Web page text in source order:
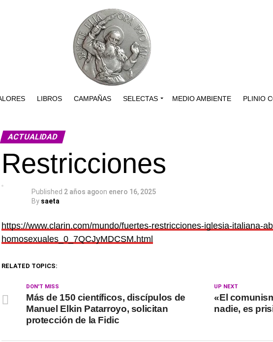
LIBROS CAMPAÑAS SELECTAS MEDIO AMBIENTE PLINIO
ACTUALIDAD
Restricciones
Published 2 años agoon enero 16, 2025
By saeta
https://www.clarin.com/mundo/fuertes-restricciones-iglesia-italiana-
homosexuales_0_7QCJyMDCSM.html
RELATED TOPICS:
UP NEXT
«El
nadie, es
DON'T MISS
Más de 150 científicos, discípulos de
Manuel Elkin Patarroyo, solicitan
protección de la Fidic